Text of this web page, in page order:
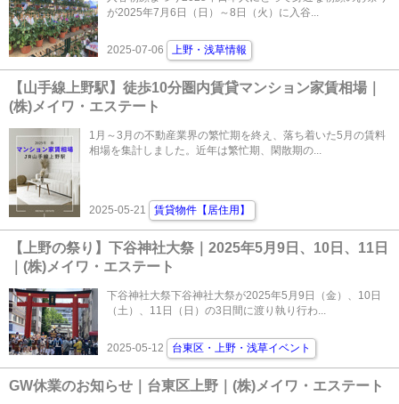
が2025年7月6日（日）～8日（火）に入谷...
2025-07-06 上野・浅草情報
【山手線上野駅】徒歩10分圏内賃貸マンション家賃相場｜
(株)メイワ・エステート
1月～3月の不動産業界の繁忙期を終え、落ち着いた5月の賃料
相場を集計しました。近年は繁忙期、閑散期の...
2025-05-21 賃貸物件【居住用】
【上野の祭り】下谷神社大祭｜2025年5月9日、10日、11日
｜(株)メイワ・エステート
下谷神社大祭下谷神社大祭が2025年5月9日（金）、10日
（土）、11日（日）の3日間に渡り執り行わ...
2025-05-12 台東区・上野・浅草イベント
GW休業のお知らせ｜台東区上野｜(株)メイワ・エステート